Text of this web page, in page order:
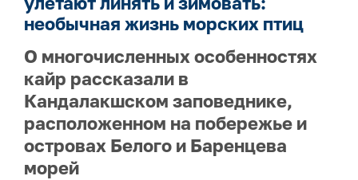
необычная жизнь морских птиц
О многочисленных особенностях
кайр рассказали в
Кандалакшском заповеднике,
расположенном на побережье и
островах Белого и Баренцева
морей